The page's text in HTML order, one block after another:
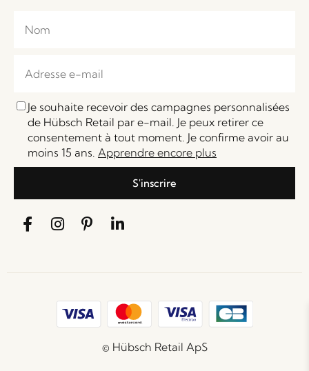
Je souhaite recevoir des campagnes personnalisées
de Hübsch Retail par e-mail. Je peux retirer ce
consentement à tout moment. Je confirme avoir au
moins 15 ans. Apprendre encore plus
S'inscrire
© Hübsch Retail ApS